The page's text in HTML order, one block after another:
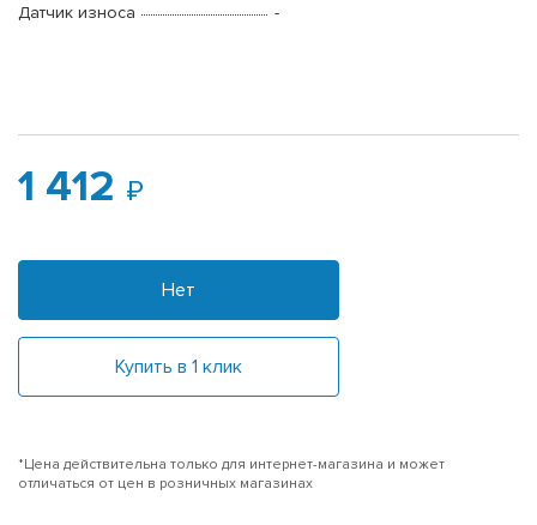
Датчик износа
-
1 412
Нет
Купить в 1 клик
*Цена действительна только для интернет-магазина и может
отличаться от цен в розничных магазинах